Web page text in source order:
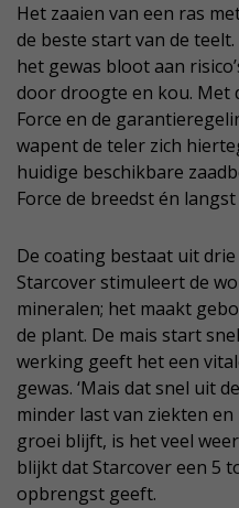
Het zaaien van een ras
de beste start van de
het gewas bloot aan
door droogte en kou. Met
Force en de
wapent de teler zich
huidige beschikbare
Force de breedst én
De coating bestaat uit
Starcover stimuleert de
mineralen; het maakt
de plant. De mais start
werking geeft het een
gewas. ‘Mais dat snel uit
minder last van ziekten
groei blijft, is het veel
blijkt dat Starcover een 5
opbrengst geeft.